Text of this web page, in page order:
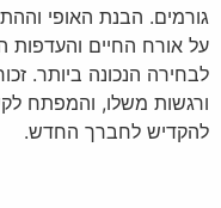
גורמים. הבנת האופי
על אורח החיים והעדפות
לבחירה הנכונה ביותר.
ורגשות משלו, והמפתח
להקדיש לחברך החדש.